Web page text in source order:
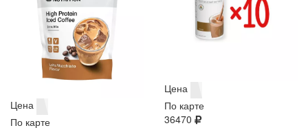
Цена
По карте
Цена
По карте
36470